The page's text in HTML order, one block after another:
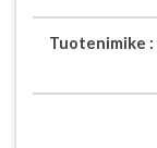
Tuotenimike :